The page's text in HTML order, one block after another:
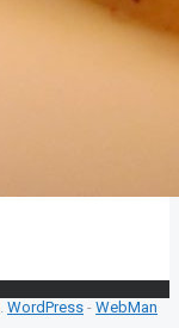
. WordPress - WebMan